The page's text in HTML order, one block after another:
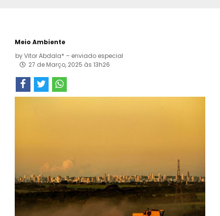
Meio Ambiente
byVitor Abdala* – enviado especial
27 de Março, 2025 às 13h26